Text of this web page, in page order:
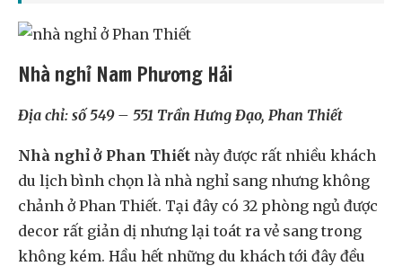
Nhà nghỉ Nam Phương Hải
Địa chỉ: số 549 – 551 Trần Hưng Đạo, Phan Thiết
Nhà nghỉ ở Phan Thiết này được rất nhiều khách
du lịch bình chọn là nhà nghỉ sang nhưng không
chảnh ở Phan Thiết. Tại đây có 32 phòng ngủ được
decor rất giản dị nhưng lại toát ra vẻ sang trong
không kém. Hầu hết những du khách tới đây đều